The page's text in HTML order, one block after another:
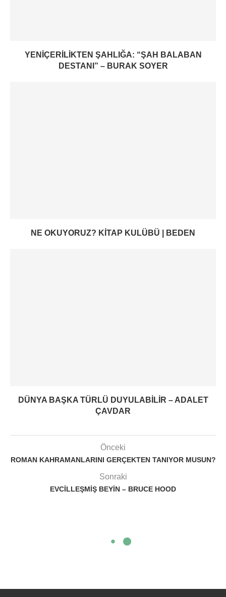
YENIÇERILIKTEN ŞAHLIĞA: “ŞAH BALABAN
DESTANI” – BURAK SOYER
NE OKUYORUZ? KITAP KULÜBÜ | BEDEN
DÜNYA BAŞKA TÜRLÜ DUYULABILIR – ADALET
ÇAVDAR
Önceki
ROMAN KAHRAMANLARINI GERÇEKTEN TANIYOR MUSUN?
Sonraki
EVCILLEŞMIŞ BEYIN – BRUCE HOOD